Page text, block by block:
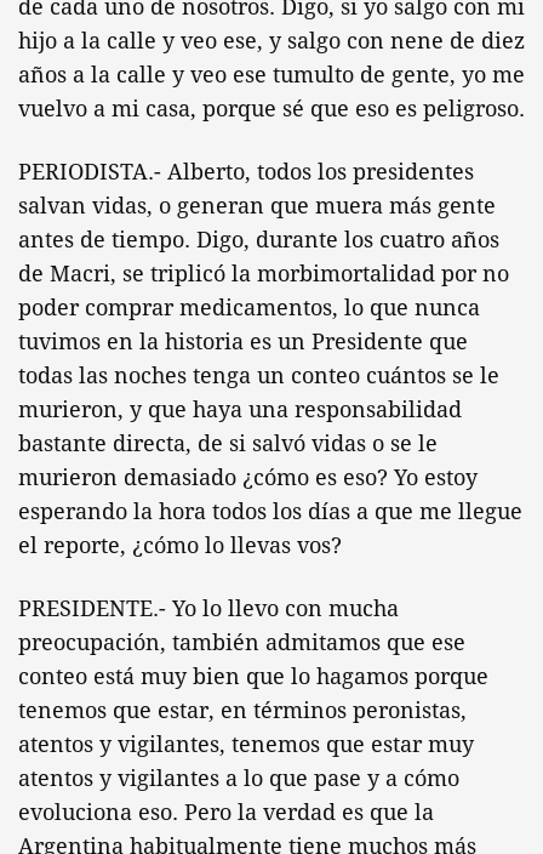
de cada uno de nosotros. Digo, si yo salgo con mi
hijo a la calle y veo ese, y salgo con nene de diez
años a la calle y veo ese tumulto de gente, yo me
vuelvo a mi casa, porque sé que eso es peligroso.
PERIODISTA.- Alberto, todos los presidentes
salvan vidas, o generan que muera más gente
antes de tiempo. Digo, durante los cuatro años
de Macri, se triplicó la morbimortalidad por no
poder comprar medicamentos, lo que nunca
tuvimos en la historia es un Presidente que
todas las noches tenga un conteo cuántos se le
murieron, y que haya una responsabilidad
bastante directa, de si salvó vidas o se le
murieron demasiado ¿cómo es eso? Yo estoy
esperando la hora todos los días a que me llegue
el reporte, ¿cómo lo llevas vos?
PRESIDENTE.- Yo lo llevo con mucha
preocupación, también admitamos que ese
conteo está muy bien que lo hagamos porque
tenemos que estar, en términos peronistas,
atentos y vigilantes, tenemos que estar muy
atentos y vigilantes a lo que pase y a cómo
evoluciona eso. Pero la verdad es que la
Argentina habitualmente tiene muchos más